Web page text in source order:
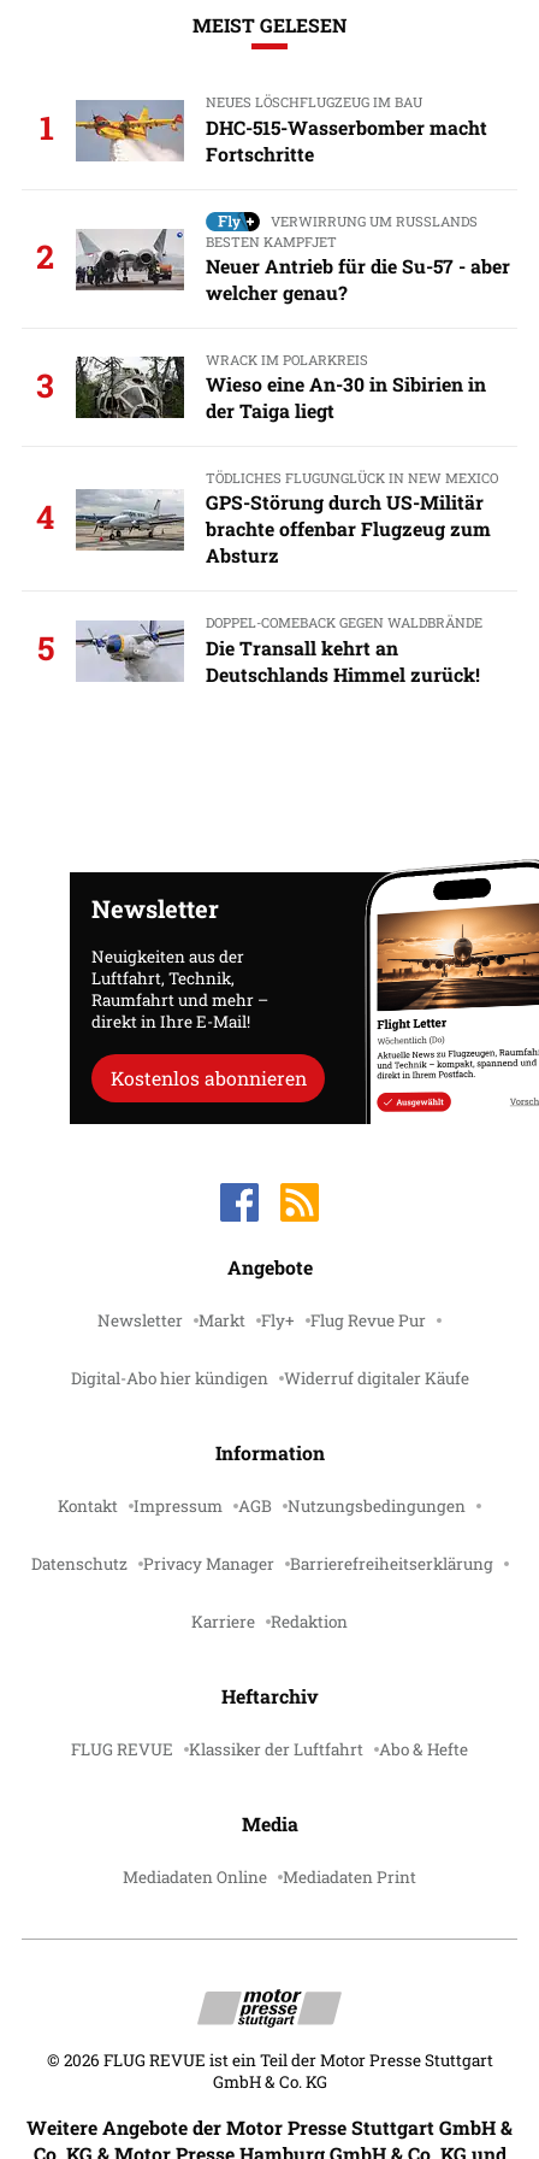
MEIST GELESEN
1
NEUES LÖSCHFLUGZEUG IM BAU
DHC-515-Wasserbomber macht
Fortschritte
2
VERWIRRUNG UM RUSSLANDS
BESTEN KAMPFJET
Neuer Antrieb für die Su-57 - aber
welcher genau?
3
WRACK IM POLARKREIS
Wieso eine An-30 in Sibirien in
der Taiga liegt
4
TÖDLICHES FLUGUNGLÜCK IN NEW MEXICO
GPS-Störung durch US-Militär
brachte offenbar Flugzeug zum
Absturz
5
DOPPEL-COMEBACK GEGEN WALDBRÄNDE
Die Transall kehrt an
Deutschlands Himmel zurück!
Newsletter
Neuigkeiten aus der
Luftfahrt, Technik,
Raumfahrt und mehr –
direkt in Ihre E-Mail!
Kostenlos abonnieren
Angebote
Newsletter Markt Fly+ Flug Revue Pur
Digital-Abo hier kündigen Widerruf digitaler Käufe
Information
Kontakt Impressum AGB Nutzungsbedingungen
Datenschutz Privacy Manager Barrierefreiheitserklärung
Karriere Redaktion
Heftarchiv
FLUG REVUE Klassiker der Luftfahrt Abo & Hefte
Media
Mediadaten Online Mediadaten Print
© 2026 FLUG REVUE ist ein Teil der Motor Presse Stuttgart
GmbH & Co. KG
Weitere Angebote der Motor Presse Stuttgart GmbH &
Co. KG & Motor Presse Hamburg GmbH & Co. KG und